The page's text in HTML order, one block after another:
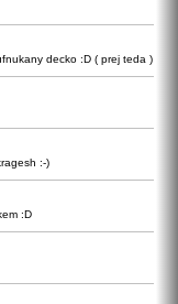
decko :D ( prej teda )
:-)
:D